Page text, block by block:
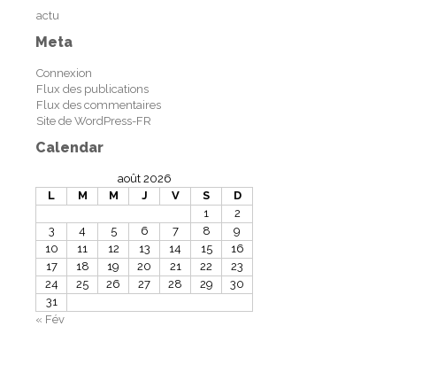
actu
Meta
Connexion
Flux des publications
Flux des commentaires
Site de WordPress-FR
Calendar
août 2026
L
M M J V S
D
1
2
3
4 5 6 7 8
9
10
11 12 13 14 15
16
17
18 19 20 21 22
23
24
25 26 27 28 29
30
31
« Fév